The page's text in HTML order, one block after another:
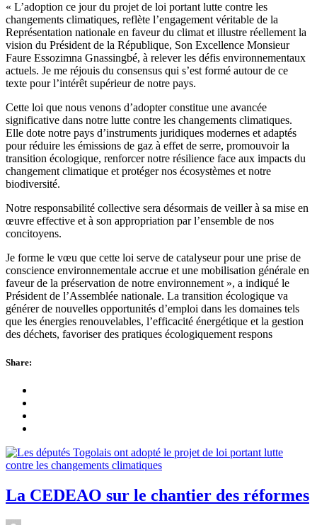
« L’adoption ce jour du projet de loi portant lutte contre les
changements climatiques, reflète l’engagement véritable de la
Représentation nationale en faveur du climat et illustre réellement la
vision du Président de la République, Son Excellence Monsieur
Faure Essozimna Gnassingbé, à relever les défis environnementaux
actuels. Je me réjouis du consensus qui s’est formé autour de ce
texte pour l’intérêt supérieur de notre pays.
Cette loi que nous venons d’adopter constitue une avancée
significative dans notre lutte contre les changements climatiques.
Elle dote notre pays d’instruments juridiques modernes et adaptés
pour réduire les émissions de gaz à effet de serre, promouvoir la
transition écologique, renforcer notre résilience face aux impacts du
changement climatique et protéger nos écosystèmes et notre
biodiversité.
Notre responsabilité collective sera désormais de veiller à sa mise en
œuvre effective et à son appropriation par l’ensemble de nos
concitoyens.
Je forme le vœu que cette loi serve de catalyseur pour une prise de
conscience environnementale accrue et une mobilisation générale en
faveur de la préservation de notre environnement », a indiqué le
Président de l’Assemblée nationale. La transition écologique va
générer de nouvelles opportunités d’emploi dans les domaines tels
que les énergies renouvelables, l’efficacité énergétique et la gestion
des déchets, favoriser des pratiques écologiquement respons
Share:
La CEDEAO sur le chantier des réformes